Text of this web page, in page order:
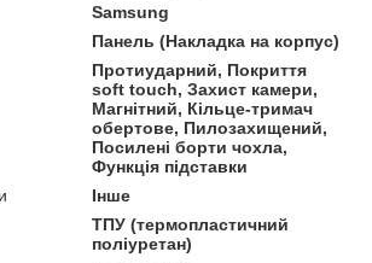
Samsung
Панель (Накладка на корпус)
Протиударний, Покриття
soft touch, Захист камери,
Магнітний, Кільце-тримач
обертове, Пилозахищений,
Посилені борти чохла,
Функція підставки
Інше
ТПУ (термопластичний
поліуретан)